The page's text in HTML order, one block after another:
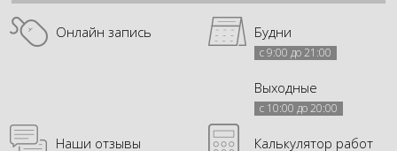
Онлайн запись Будни
с 9:00 до 21:00
Выходные
с 10:00 до 20:00
Наши отзывы Калькулятор работ